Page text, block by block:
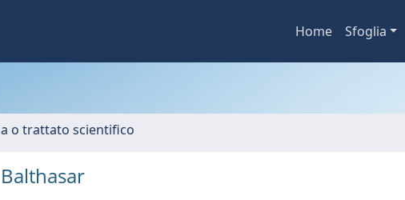
Home Sfoglia
o trattato scientifico